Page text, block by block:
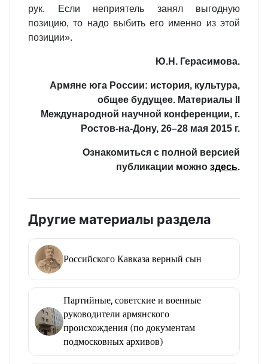
рук. Если неприятель занял выгодную
позицию, то надо выбить его именно из этой
позиции».
Ю.Н. Герасимова.
Армяне юга России: история, культура,
общее будущее. Материалы II
Международной научной конференции, г.
Ростов-на-Дону, 26–28 мая 2015 г.
Ознакомиться с полной версией
публикации можно здесь.
Другие материалы раздела
Российского Кавказа верный сын
Партийные, советские и военные
руководители армянского
происхождения (по документам
подмосковных архивов)